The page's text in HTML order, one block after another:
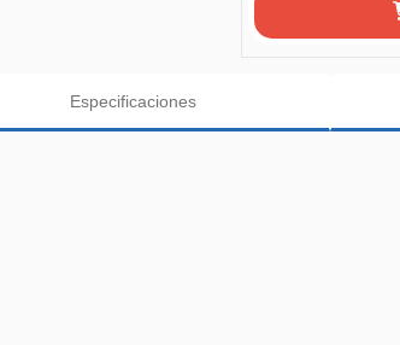
Especificaciones